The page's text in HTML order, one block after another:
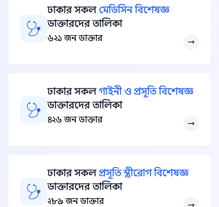
ঢাকার সকল মেডিসিন বিশেষজ্ঞ
ডাক্তারদের তালিকা
৬২১ জন ডাক্তার
ঢাকার সকলগাইনী ও প্রসূতি বিশেষজ্ঞ
ডাক্তারদের তালিকা
৪২৬ জন ডাক্তার
ঢাকার সকলপ্রসূতি স্ত্রীরোগ বিশেষজ্ঞ
ডাক্তারদের তালিকা
২৮৯ জন ডাক্তার